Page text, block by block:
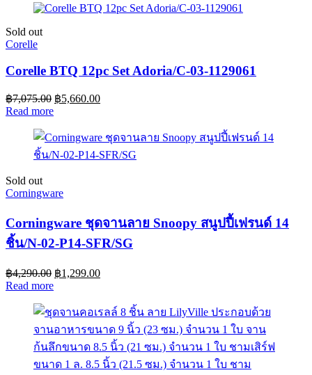
Sold out
Corelle
Corelle BTQ 12pc Set Adoria/C-03-1129061
฿7,075.00 ฿5,660.00
Read more
Sold out
Corningware
Corningware ชุดจานลาย Snoopy สนูปปี้เฟรนด์ 14
ชิ้น/N-02-P14-SFR/SG
฿4,290.00 ฿1,299.00
Read more